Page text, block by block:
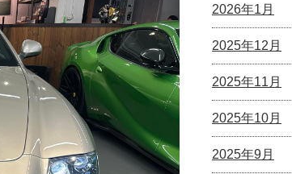
2026年1月
2025年12月
2025年11月
2025年10月
2025年9月